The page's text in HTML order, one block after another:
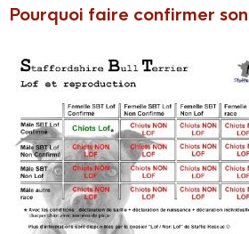
Pourquoi faire confirmer